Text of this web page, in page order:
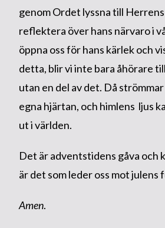
genom Ordet lyssna till
reflektera över hans närvaro i
öppna oss för hans kärlek och
detta, blir vi inte bara åhörare
utan en del av det. Då
egna hjärtan, och himlens ljus
ut i världen.
Det är adventstidens gåva och
är det som leder oss mot julens
Amen.